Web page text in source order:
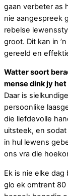
gaan verbeter as
nie aangespreek
rebelse
groot. Dit kan in
gereeld en
Watter soort
mense dink jy
Daar is
persoonlike
die liefdevolle
uitsteek, en
in hul lewens
ons vra die
Ek is nie elke
glo ek omtrent